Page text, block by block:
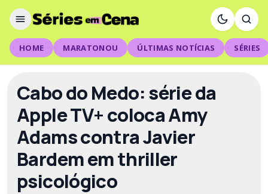
HOME MARATONOU ÚLTIMAS NOTÍCIAS SÉRIES
Cabo do Medo: série da
Apple TV+ coloca Amy
Adams contra Javier
Bardem em thriller
psicológico